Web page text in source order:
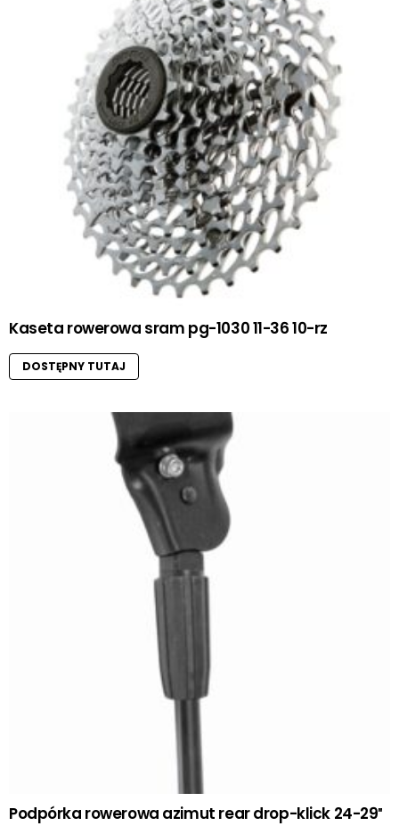
Kaseta rowerowa sram pg-1030 11-36 10-rz
DOSTĘPNY TUTAJ
Podpórka rowerowa azimut rear drop-klick 24-29″